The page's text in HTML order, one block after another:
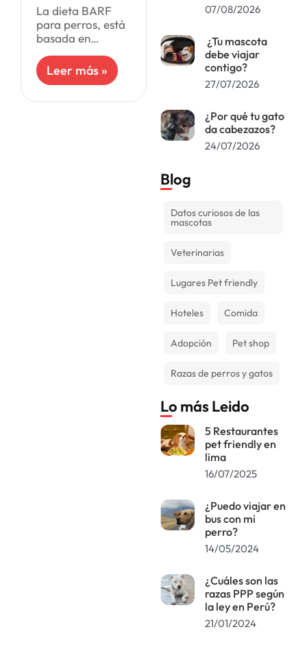
La dieta BARF
para perros, está
basada en
y naturales, que
busca replicar la
ancestral canina.
Leer más »
07/08/2026
¿Tu mascota
debe viajar
contigo?
27/07/2026
¿Por qué tu gato
da cabezazos?
24/07/2026
Blog
Datos curiosos de las
mascotas
Veterinarias
Lugares Pet friendly
Hoteles Comida
Adopción Pet shop
Razas de perros y gatos
Lo más Leido
5 Restaurantes
pet friendly en
lima
16/07/2025
¿Puedo viajar en
bus con mi
perro?
14/05/2024
¿Cuáles son las
razas PPP según
la ley en Perú?
21/01/2024